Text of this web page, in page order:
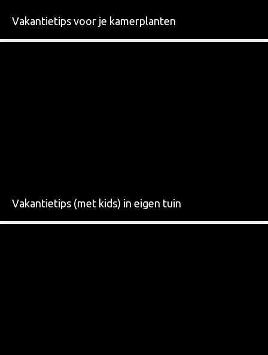
Vakantietips voor je kamerplanten
Vakantietips (met kids) in eigen tuin